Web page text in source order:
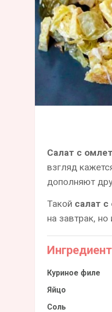
Салат с
взгляд
дополняют
Такой салат
на завтрак,
Куриное филе
Яйцо
Соль